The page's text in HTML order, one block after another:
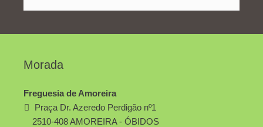
Morada
Freguesia de Amoreira
Praça Dr. Azeredo Perdigão nº1
2510-408 AMOREIRA - ÓBIDOS